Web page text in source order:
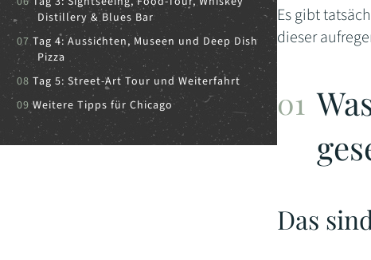
Es gibt
dieser
Das
Distillery & Blues Bar
Tag 4: Aussichten, Museen und Deep Dish
Pizza
Tag 5: Street-Art Tour und Weiterfahrt
Weitere Tipps für Chicago